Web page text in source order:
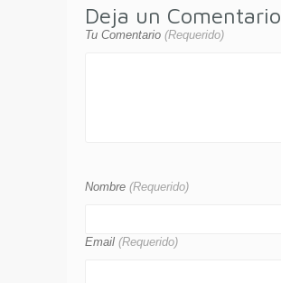
Deja un Comentario
Tu Comentario (Requerido)
Nombre (Requerido)
Email (Requerido)